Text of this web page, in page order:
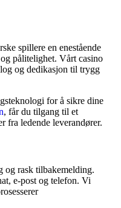
spillere en enestående
pålitelighet. Vårt casino
og dedikasjon til trygg
for å sikre dine
, får du tilgang til et
fra ledende leverandører.
og rask tilbakemelding.
e-post og telefon. Vi